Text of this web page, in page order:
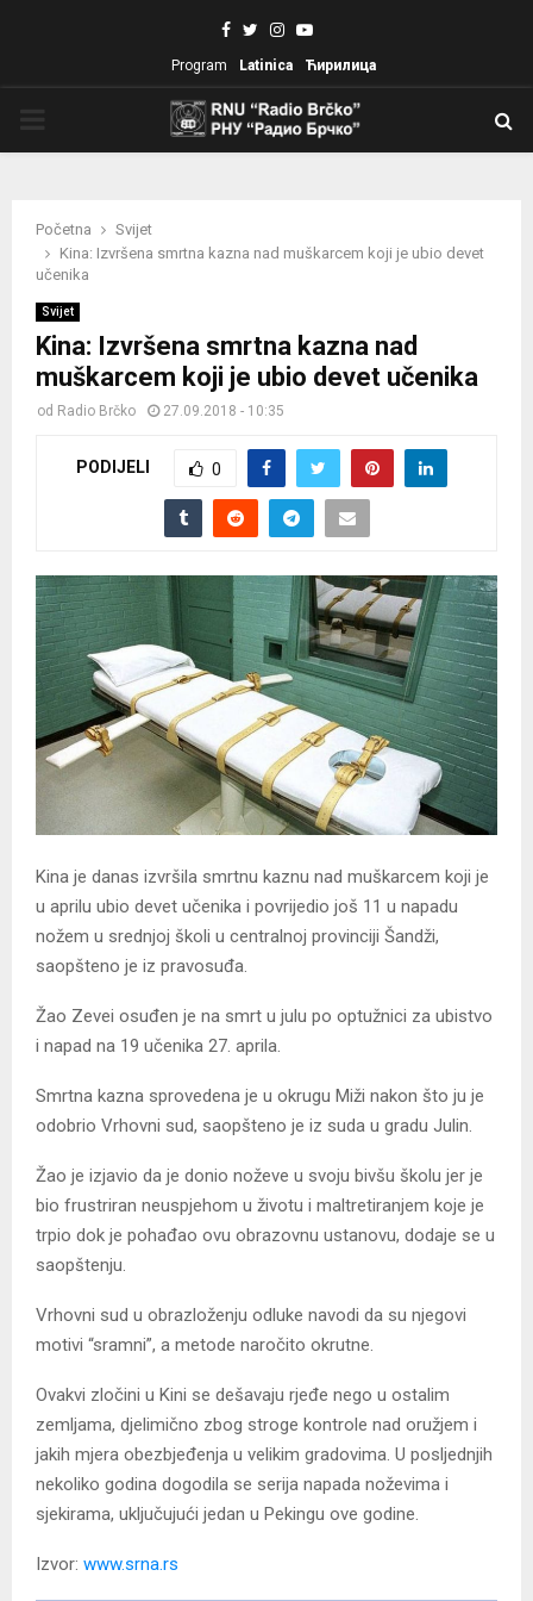
Facebook
TwitterInstagram
Youtube
Program Latinica Ћирилица
Početna
Svijet
Kina: Izvršena smrtna kazna nad muškarcem koji je ubio devet
učenika
Svijet
Kina: Izvršena smrtna kazna nad
muškarcem koji je ubio devet učenika
od Radio Brčko 27.09.2018 - 10:35
PODIJELI 0
Kina je danas izvršila smrtnu kaznu nad muškarcem koji je
u aprilu ubio devet učenika i povrijedio još 11 u napadu
nožem u srednjoj školi u centralnoj provinciji Šandži,
saopšteno je iz pravosuđa.
Žao Zevei osuđen je na smrt u julu po optužnici za ubistvo
i napad na 19 učenika 27. aprila.
Smrtna kazna sprovedena je u okrugu Miži nakon što ju je
odobrio Vrhovni sud, saopšteno je iz suda u gradu Julin.
Žao je izjavio da je donio noževe u svoju bivšu školu jer je
bio frustriran neuspjehom u životu i maltretiranjem koje je
trpio dok je pohađao ovu obrazovnu ustanovu, dodaje se u
saopštenju.
Vrhovni sud u obrazloženju odluke navodi da su njegovi
motivi “sramni”, a metode naročito okrutne.
Ovakvi zločini u Kini se dešavaju rjeđe nego u ostalim
zemljama, djelimično zbog stroge kontrole nad oružjem i
jakih mjera obezbjeđenja u velikim gradovima. U posljednjih
nekoliko godina dogodila se serija napada noževima i
sjekirama, uključujući jedan u Pekingu ove godine.
Izvor: www.srna.rs